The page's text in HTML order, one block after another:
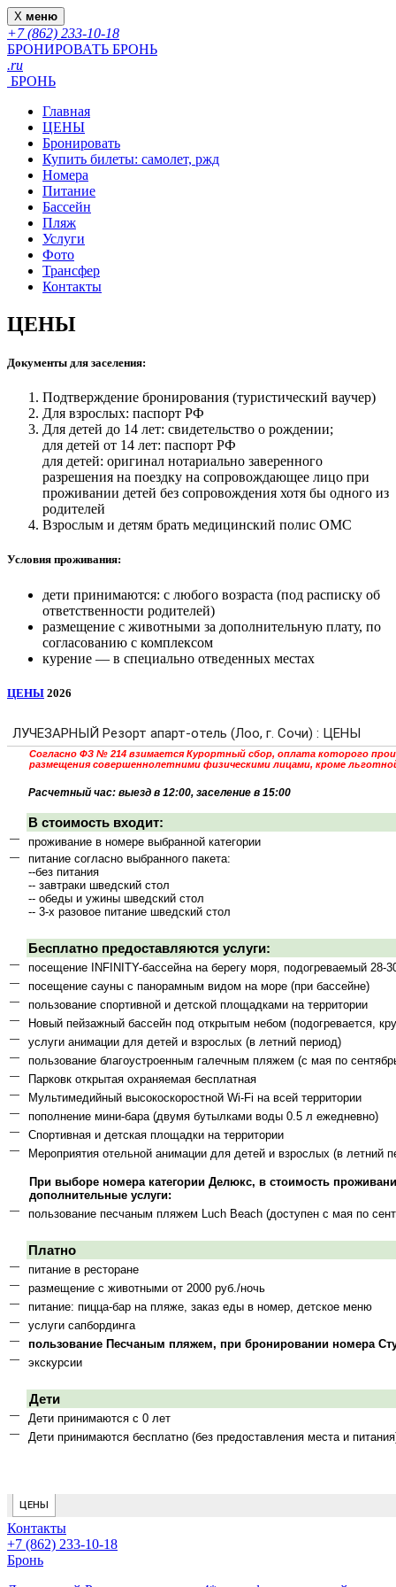
X меню
+7 (862) 233-10-18
БРОНИРОВАТЬ БРОНЬ
.ru
БРОНЬ
Главная
ЦЕНЫ
Бронировать
Купить билеты: самолет, ржд
Номера
Питание
Бассейн
Пляж
Услуги
Фото
Трансфер
Контакты
ЦЕНЫ
Документы для заселения:
Подтверждение бронирования (туристический ваучер)
Для взрослых: паспорт РФ
Для детей до 14 лет: свидетельство о рождении;
для детей от 14 лет: паспорт РФ
для детей: оригинал нотариально заверенного
разрешения на поездку на сопровождающее лицо при
проживании детей без сопровождения хотя бы одного из
родителей
Взрослым и детям брать медицинский полис ОМС
Условия проживания:
дети принимаются: с любого возраста (под расписку об
ответственности родителей)
размещение с животными за дополнительную плату, по
согласованию с комплексом
курение — в специально отведенных местах
ЦЕНЫ 2026
Контакты
+7 (862) 233-10-18
Бронь